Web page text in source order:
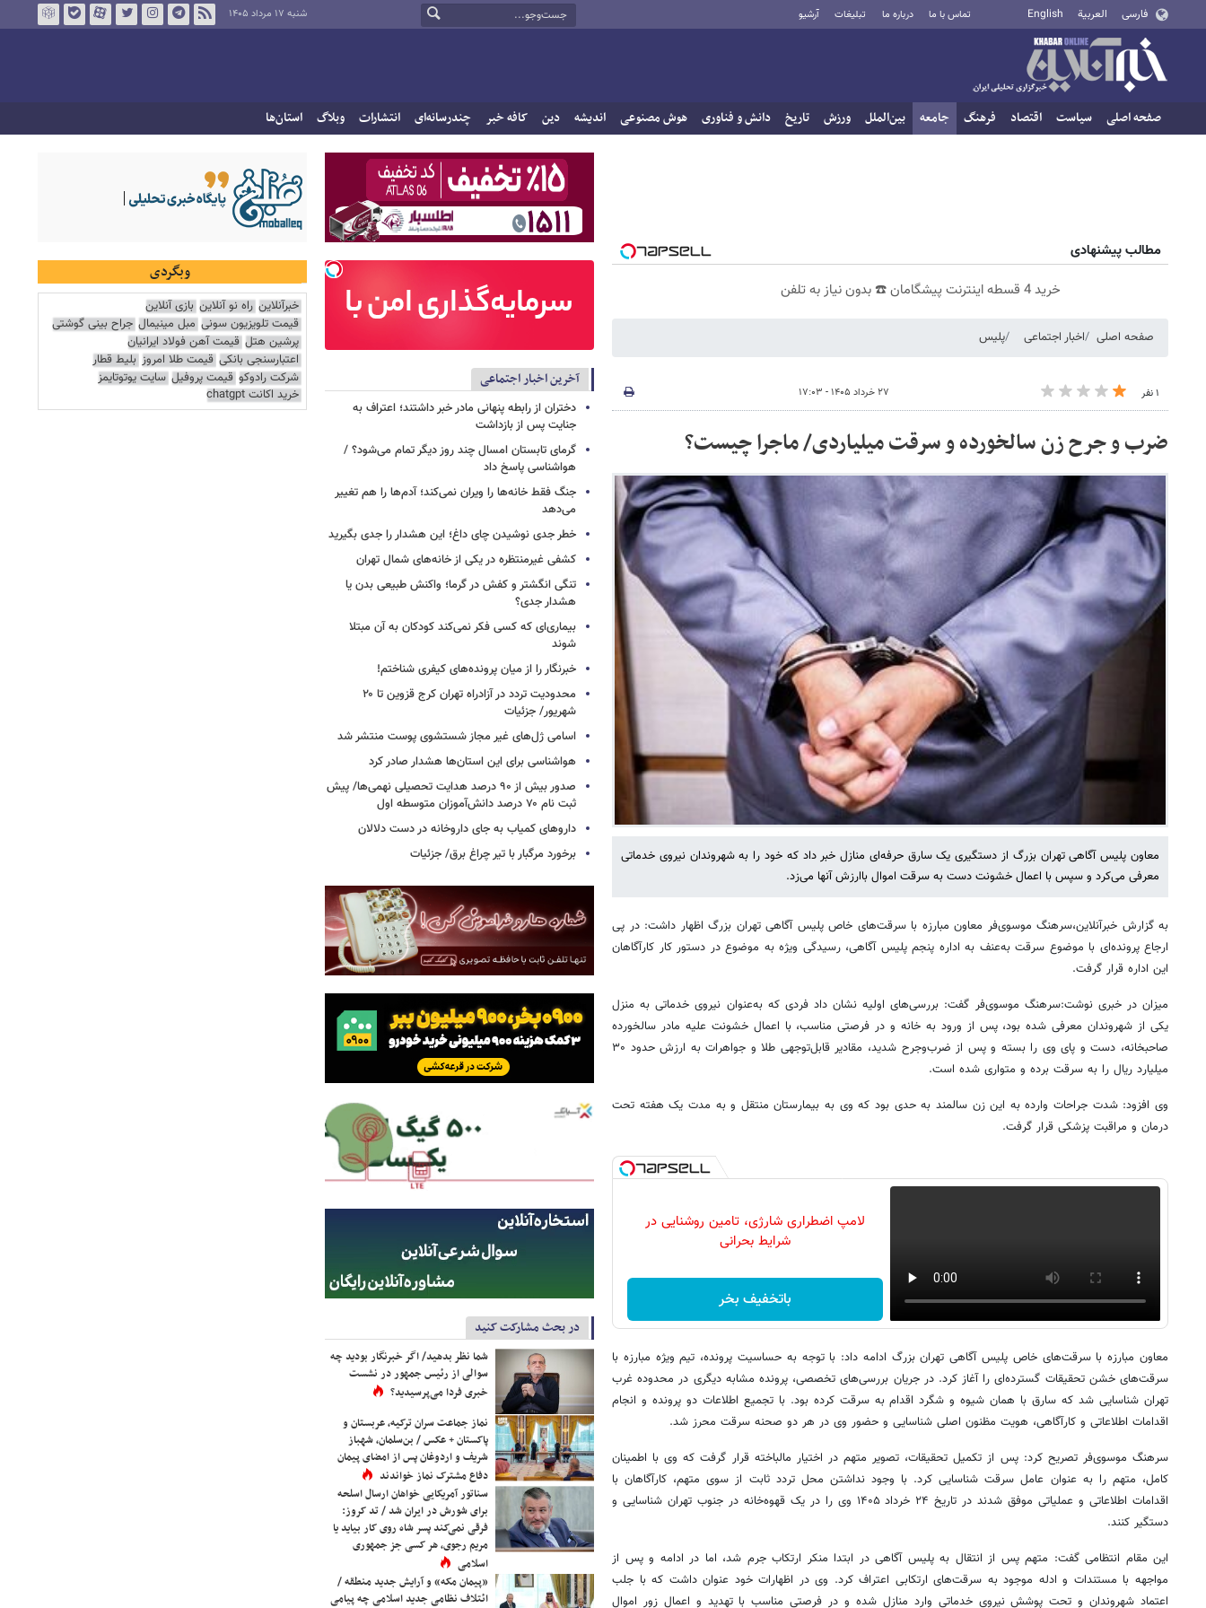
فارسی العربية English تماس با ما درباره ما تبلیغات آرشیو شنبه ۱۷ مرداد ۱۴۰۵
صفحه اصلی سیاست اقتصاد فرهنگ جامعه بین‌الملل ورزش تاریخ دانش و فناوری هوش مصنوعی اندیشه دین کافه خبر چندرسانه‌ای انتشارات وبلاگ استان‌ها
مطالب پیشنهادی
خرید 4 قسطه اینترنت پیشگامان ☎️ بدون نیاز به تلفن
صفحه اصلی اخبار اجتماعی پلیس
۱ نفر ۲۷ خرداد ۱۴۰۵ - ۱۷:۰۳
ضرب‌ و جرح زن سالخورده و سرقت میلیاردی/ ماجرا چیست؟
معاون پلیس آگاهی تهران بزرگ از دستگیری یک سارق حرفه‌ای منازل خبر داد که خود را به شهروندان نیروی خدماتی
معرفی می‌کرد و سپس با اعمال خشونت دست به سرقت اموال باارزش آنها می‌زد.
به گزارش خبرآنلاین،سرهنگ موسوی‌فر معاون مبارزه با سرقت‌های خاص پلیس آگاهی تهران بزرگ اظهار داشت: در پی
ارجاع پرونده‌ای با موضوع سرقت به‌عنف به اداره پنجم پلیس آگاهی، رسیدگی ویژه به موضوع در دستور کار کارآگاهان
این اداره قرار گرفت.
میزان در خبری نوشت:سرهنگ موسوی‌فر گفت: بررسی‌های اولیه نشان داد فردی که به‌عنوان نیروی خدماتی به منزل
یکی از شهروندان معرفی شده بود، پس از ورود به خانه و در فرصتی مناسب، با اعمال خشونت علیه مادر سالخورده
صاحبخانه، دست و پای وی را بسته و پس از ضرب‌وجرح شدید، مقادیر قابل‌توجهی طلا و جواهرات به ارزش حدود ۳۰
میلیارد ریال را به سرقت برده و متواری شده است.
وی افزود: شدت جراحات وارده به این زن سالمند به حدی بود که وی به بیمارستان منتقل و به مدت یک هفته تحت
درمان و مراقبت پزشکی قرار گرفت.
لامپ اضطراری شارژی، تامین روشنایی در
شرایط بحرانی
باتخفیف بخر
معاون مبارزه با سرقت‌های خاص پلیس آگاهی تهران بزرگ ادامه داد: با توجه به حساسیت پرونده، تیم ویژه مبارزه با
سرقت‌های خشن تحقیقات گسترده‌ای را آغاز کرد. در جریان بررسی‌های تخصصی، پرونده مشابه دیگری در محدوده غرب
تهران شناسایی شد که سارق با همان شیوه و شگرد اقدام به سرقت کرده بود. با تجمیع اطلاعات دو پرونده و انجام
اقدامات اطلاعاتی و کارآگاهی، هویت مظنون اصلی شناسایی و حضور وی در هر دو صحنه سرقت محرز شد.
سرهنگ موسوی‌فر تصریح کرد: پس از تکمیل تحقیقات، تصویر متهم در اختیار مالباخته قرار گرفت که وی با اطمینان
کامل، متهم را به‌ عنوان عامل سرقت شناسایی کرد. با وجود نداشتن محل تردد ثابت از سوی متهم، کارآگاهان با
اقدامات اطلاعاتی و عملیاتی موفق شدند در تاریخ ۲۴ خرداد ۱۴۰۵ وی را در یک قهوه‌خانه در جنوب تهران شناسایی و
دستگیر کنند.
این مقام انتظامی گفت: متهم پس از انتقال به پلیس آگاهی در ابتدا منکر ارتکاب جرم شد، اما در ادامه و پس از
مواجهه با مستندات و ادله موجود به سرقت‌های ارتکابی اعتراف کرد. وی در اظهارات خود عنوان داشت که با جلب
اعتماد شهروندان و تحت پوشش نیروی خدماتی وارد منازل شده و در فرصتی مناسب با تهدید و اعمال زور اموال
آخرین اخبار اجتماعی
دختران از رابطه پنهانی مادر خبر داشتند؛ اعتراف به
جنایت پس از بازداشت
گرمای تابستان امسال چند روز دیگر تمام می‌شود؟ /
هواشناسی پاسخ داد
جنگ فقط خانه‌ها را ویران نمی‌کند؛ آدم‌ها را هم تغییر
می‌دهد
خطر جدی نوشیدن چای داغ؛ این هشدار را جدی بگیرید
کشفی غیرمنتظره در یکی از خانه‌های شمال تهران
تنگی انگشتر و کفش در گرما؛ واکنش طبیعی بدن یا
هشدار جدی؟
بیماری‌ای که کسی فکر نمی‌کند کودکان به آن مبتلا
شوند
خبرنگار را از میان پرونده‌های کیفری شناختم!
محدودیت تردد در آزادراه تهران کرج قزوین تا ۲۰
شهریور/ جزئیات
اسامی ژل‌های غیر مجاز شستشوی پوست منتشر شد
هواشناسی برای این استان‌ها هشدار صادر کرد
صدور بیش از ۹۰ درصد هدایت تحصیلی نهمی‌ها/ پیش
ثبت نام ۷۰ درصد دانش‌آموزان متوسطه اول
داروهای کمیاب به جای داروخانه در دست دلالان
برخورد مرگبار با تیر چراغ برق/ جزئیات
در بحث مشارکت کنید
شما نظر بدهید/ اگر خبرنگار بودید چه
سوالی از رئیس جمهور در نشست
خبری فردا می‌پرسیدید؟
نماز جماعت سران ترکیه، عربستان و
پاکستان + عکس / بن‌سلمان، شهباز
شریف و اردوغان پس از امضای پیمان
دفاع مشترک نماز خواندند
سناتور آمریکایی خواهان ارسال اسلحه
برای شورش در ایران شد / تد کروز:
فرقی نمی‌کند پسر شاه روی کار بیاید یا
مریم رجوی، هر کسی جز جمهوری
اسلامی
«پیمان مکه» و آرایش جدید منطقه /
ائتلاف نظامی جدید اسلامی چه پیامی
وبگردی
خبرآنلاین راه نو آنلاین بازی آنلاین
قیمت تلویزیون سونی مبل مینیمال جراح بینی گوشتی
پرشین هتل قیمت آهن فولاد ایرانیان
اعتبارسنجی بانکی قیمت طلا امروز بلیط قطار
شرکت رادوکو قیمت پروفیل سایت یوتوتایمز
خرید اکانت chatgpt